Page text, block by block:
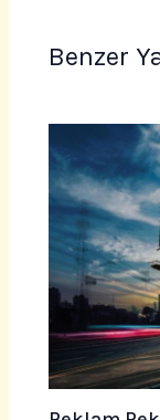
Benzer